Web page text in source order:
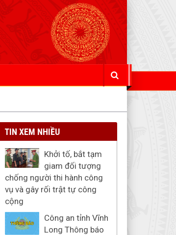
TIN XEM NHIỀU
Khởi tố, bắt tạm
giam đối tượng
chống người thi hành công
vụ và gây rối trật tự công
cộng
Công an tỉnh Vĩnh
Long Thông báo